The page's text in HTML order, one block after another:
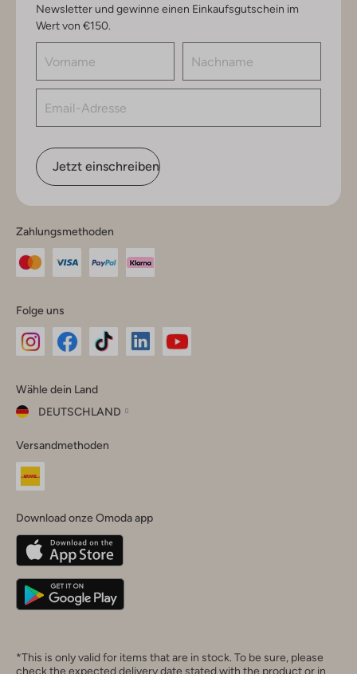
Newsletter und gewinne einen Einkaufsgutschein im
Wert von €150.
Jetzt einschreiben
Zahlungsmethoden
Folge uns
Instagram
Facebook
TikTok
Wähle dein Land
DEUTSCHLAND
dein
Land
Belgique(Français)
Deutschland
Versandmethoden
Download onze Omoda app
*This is only valid for items that are in stock. To be sure, please
check the expected delivery date stated with the product or in